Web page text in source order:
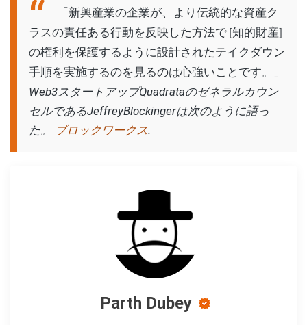
「新興産業の企業が、より伝統的な資産ク
ラスの責任ある行動を反映した方法で [知的財産]
の権利を保護するように設計されたテイクダウン
手順を実施するのを見るのは心強いことです。」
Web3スタートアップQuadrataのゼネラルカウン
セルであるJeffreyBlockingerは次のように語っ
た。 ブロックワークス.
Parth Dubey